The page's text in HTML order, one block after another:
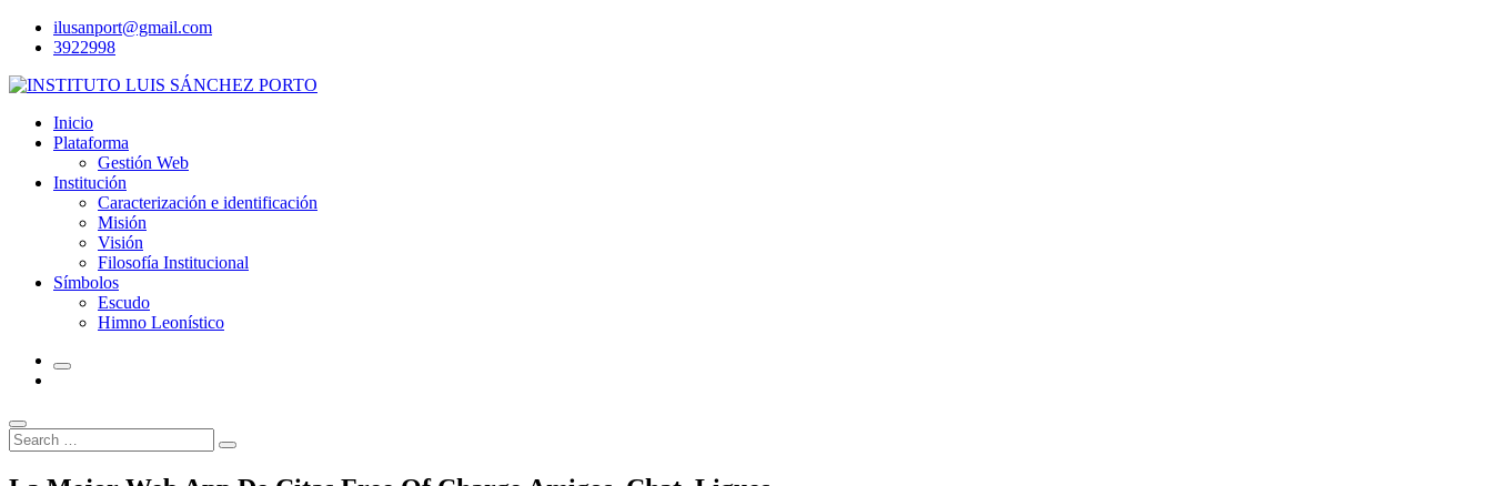
Skip
ilusanport@gmail.com
3922998
Inicio
Plataforma
Gestión Web
Institución
Caracterización e identificación
Misión
Visión
Filosofía Institucional
Símbolos
Escudo
Himno Leonístico
Search
for:
Search